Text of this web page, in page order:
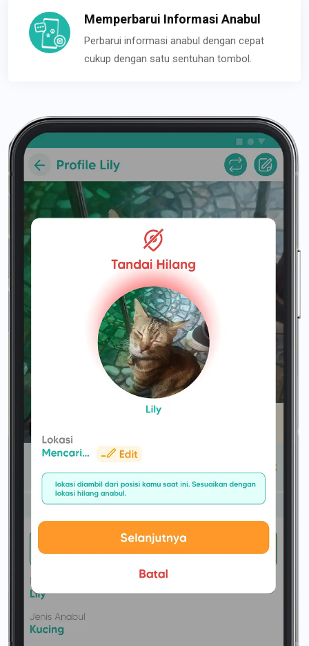
Memperbarui Informasi Anabul
Perbarui informasi anabul dengan cepat
cukup dengan satu sentuhan tombol.